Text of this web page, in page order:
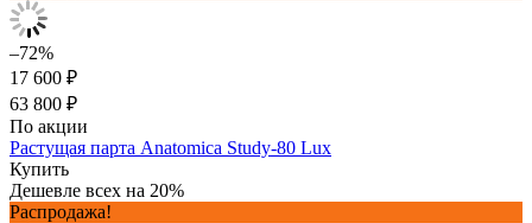
–72%
17 600 ₽
63 800 ₽
По акции
Растущая парта Anatomica Study-80 Lux
Купить
Дешевле всех на 20%
Распродажа!